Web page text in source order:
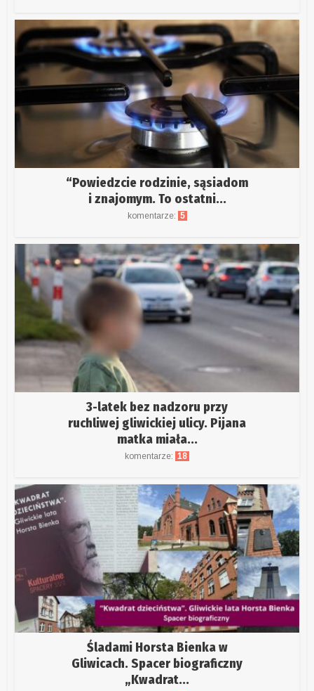
“Powiedzcie rodzinie, sąsiadom
i znajomym. To ostatni...
komentarze: 5
3-latek bez nadzoru przy
ruchliwej gliwickiej ulicy. Pijana
matka miała...
komentarze: 18
Śladami Horsta Bienka w
Gliwicach. Spacer biograficzny
„Kwadrat...